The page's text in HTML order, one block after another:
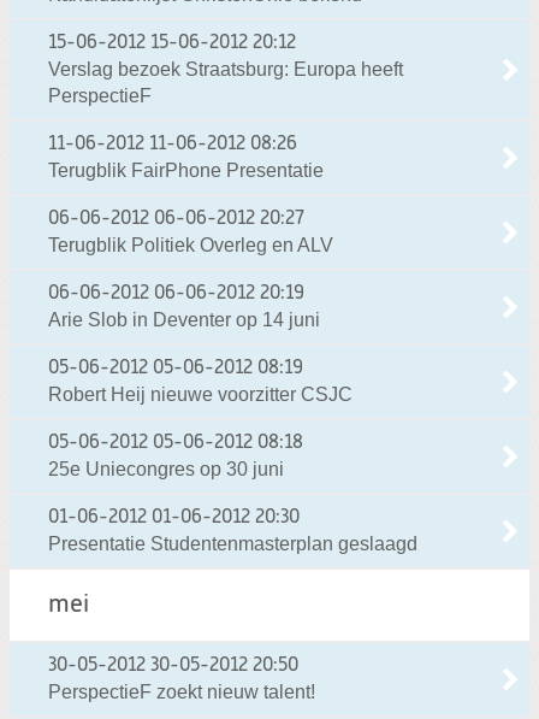
15-06-2012 15-06-2012 20:12
Verslag bezoek Straatsburg: Europa heeft
PerspectieF
11-06-2012 11-06-2012 08:26
Terugblik FairPhone Presentatie
06-06-2012 06-06-2012 20:27
Terugblik Politiek Overleg en ALV
06-06-2012 06-06-2012 20:19
Arie Slob in Deventer op 14 juni
05-06-2012 05-06-2012 08:19
Robert Heij nieuwe voorzitter CSJC
05-06-2012 05-06-2012 08:18
25e Uniecongres op 30 juni
01-06-2012 01-06-2012 20:30
Presentatie Studentenmasterplan geslaagd
mei
30-05-2012 30-05-2012 20:50
PerspectieF zoekt nieuw talent!